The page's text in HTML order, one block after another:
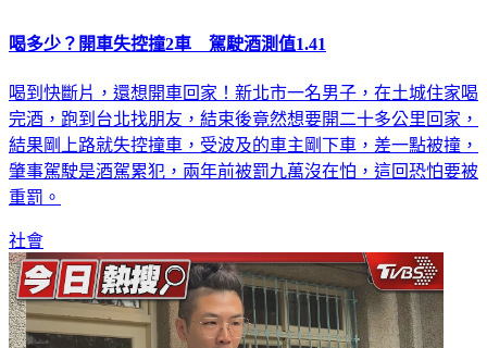
喝多少？開車失控撞2車 駕駛酒測值1.41
喝到快斷片，還想開車回家！新北市一名男子，在土城住家喝
完酒，跑到台北找朋友，結束後竟然想要開二十多公里回家，
結果剛上路就失控撞車，受波及的車主剛下車，差一點被撞，
肇事駕駛是酒駕累犯，兩年前被罰九萬沒在怕，這回恐怕要被
重罰。
社會